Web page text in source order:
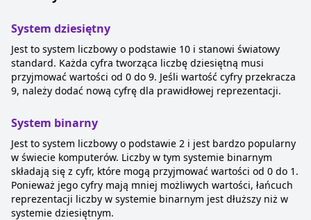
System dziesiętny
Jest to system liczbowy o podstawie 10 i stanowi światowy
standard. Każda cyfra tworząca liczbę dziesiętną musi
przyjmować wartości od 0 do 9. Jeśli wartość cyfry przekracza
9, należy dodać nową cyfrę dla prawidłowej reprezentacji.
System binarny
Jest to system liczbowy o podstawie 2 i jest bardzo popularny
w świecie komputerów. Liczby w tym systemie binarnym
składają się z cyfr, które mogą przyjmować wartości od 0 do 1.
Ponieważ jego cyfry mają mniej możliwych wartości, łańcuch
reprezentacji liczby w systemie binarnym jest dłuższy niż w
systemie dziesiętnym.